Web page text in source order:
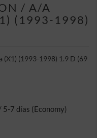
/ A/A
(1993-1998)
(1993-1998) 1.9 D (69
7 días (Economy)